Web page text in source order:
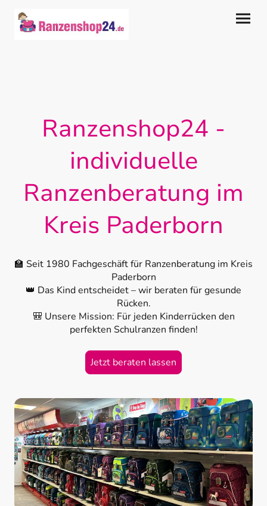
Ranzenshop24 -
individuelle
Ranzenberatung im
Kreis Paderborn
🏫 Seit 1980 Fachgeschäft für Ranzenberatung im Kreis
Paderborn
👑 Das Kind entscheidet – wir beraten für gesunde
Rücken.
🎒 Unsere Mission: Für jeden Kinderrücken den
perfekten Schulranzen finden!
Jetzt beraten lassen